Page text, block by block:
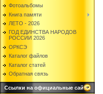
Фотоальбомы
Книга памяти
ЛЕТО - 2026
ГОД ЕДИНСТВА НАРОДОВ
РОССИИ 2026
ОРКСЭ
Каталог файлов
Каталог статей
Обратная связь
Ссылки на официальные сайты